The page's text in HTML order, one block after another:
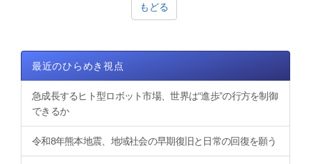
もどる
最近のひらめき視点
急成長するヒト型ロボット市場、世界は“進歩”の行方を制御
できるか
令和8年熊本地震、地域社会の早期復旧と日常の回復を願う